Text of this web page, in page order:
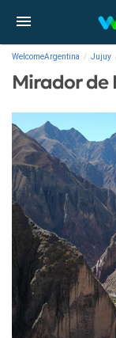
WelcomeArgentina Jujuy
Mirador de